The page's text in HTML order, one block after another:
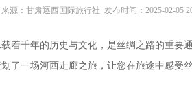
来源：甘肃逐西国际旅行社 发布时间：2025-02-05
千年的历史与文化，是丝绸之路的重要
了一场河西走廊之旅，让您在旅途中感受